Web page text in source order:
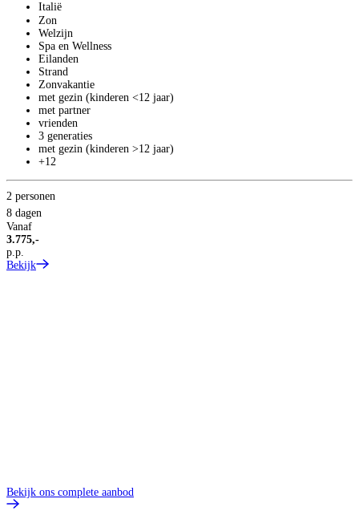
Italië
Zon
Welzijn
Spa en Wellness
Eilanden
Strand
Zonvakantie
met gezin (kinderen <12 jaar)
met partner
vrienden
3 generaties
met gezin (kinderen >12 jaar)
+12
2 personen
8 dagen
Vanaf
3.775,-
p.p.
Bekijk
Bekijk ons complete aanbod